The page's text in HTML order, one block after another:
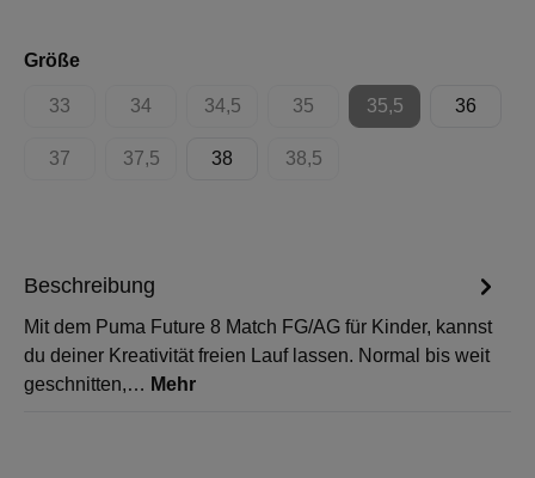
Größeauswählen
33
(Diese Option ist zurzeit nicht verfügbar.)
34
(Diese Option ist zurzeit nicht verfügbar.)
34,5
(Diese Option ist zurzeit nicht verfügbar.)
35
(Diese Option ist zurzeit nicht
35,5
(Diese Option ist
36
37
(Diese Option ist zurzeit nicht verfügbar.)
37,5
(Diese Option ist zurzeit nicht verfügbar.)
38 38,5
(Diese Option ist zurzeit nicht
Beschreibung
Mit dem Puma Future 8 Match FG/AG für Kinder, kannst
du deiner Kreativität freien Lauf lassen. Normal bis weit
geschnitten,… Mehr